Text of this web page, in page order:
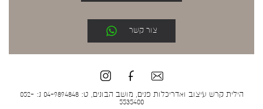
צור קשר
הילית קרש עיצוב ואדריכלות פנים, מושב הבונים, ט: 04-9894848 נ: 052-
5535400